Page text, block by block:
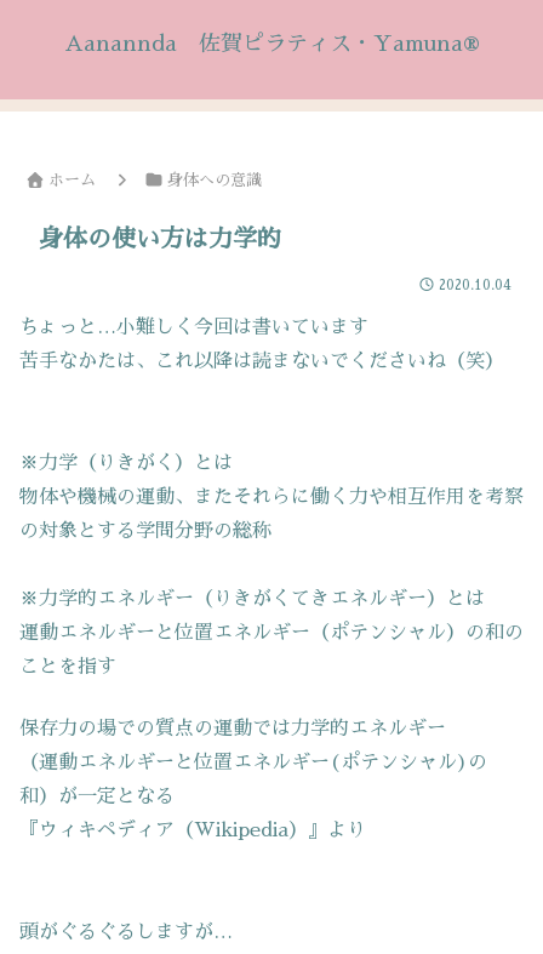
Aanannda 佐賀ピラティス・Yamuna®
ホーム 身体への意識
身体の使い方は力学的
2020.10.04
ちょっと…小難しく今回は書いています
苦手なかたは、これ以降は読まないでくださいね（笑）
※力学（りきがく）とは
物体や機械の運動、またそれらに働く力や相互作用を考察
の対象とする学問分野の総称
※力学的エネルギー（りきがくてきエネルギー）とは
運動エネルギーと位置エネルギー（ポテンシャル）の和の
ことを指す
保存力の場での質点の運動では力学的エネルギー
（運動エネルギーと位置エネルギー(ポテンシャル)の
和）が一定となる
『ウィキペディア（Wikipedia）』より
頭がぐるぐるしますが…